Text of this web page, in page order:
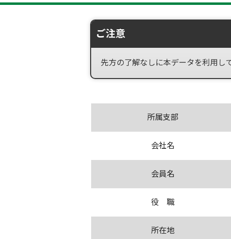
ご注意
先方の了解なしに本データを利用し
所属支部
会社名
会員名
役 職
所在地